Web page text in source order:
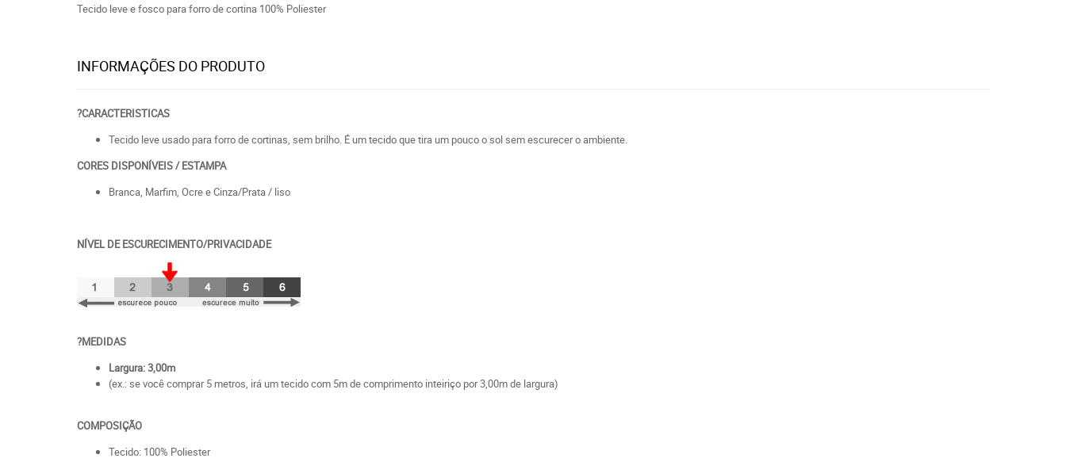
Tecido leve e fosco para forro de cortina 100% Poliester
INFORMAÇÕES DO PRODUTO
?CARACTERISTICAS
Tecido leve usado para forro de cortinas, sem brilho. É um tecido que tira um pouco o sol sem escurecer o ambiente.
CORES DISPONÍVEIS / ESTAMPA
Branca, Marfim, Ocre e Cinza/Prata / liso
NÍVEL DE ESCURECIMENTO/PRIVACIDADE
?MEDIDAS
Largura: 3,00m
(ex.: se você comprar 5 metros, irá um tecido com 5m de comprimento inteiriço por 3,00m de largura)
COMPOSIÇÃO
Tecido: 100% Poliester